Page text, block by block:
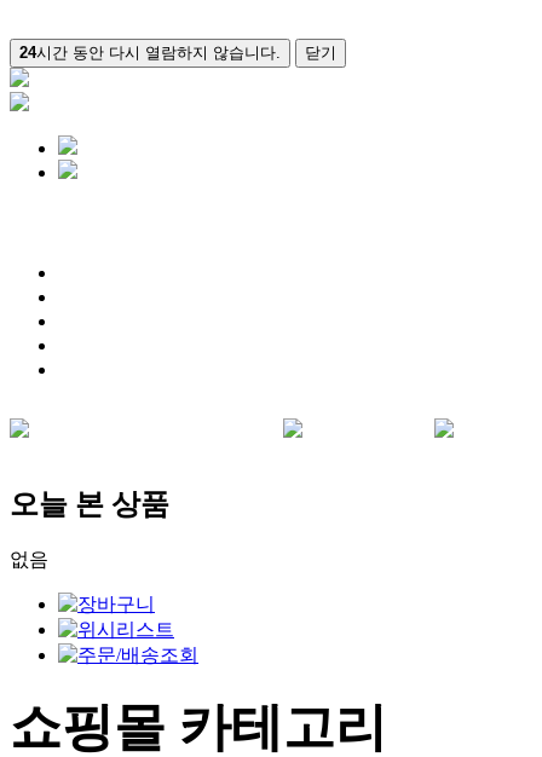
24시간 동안 다시 열람하지 않습니다. 닫기
오늘 본 상품
없음
쇼핑몰 카테고리